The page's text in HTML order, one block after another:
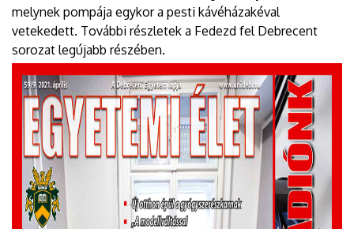
melynek pompája egykor a pesti kávéházakéval
vetekedett. További részletek a Fedezd fel Debrecent
sorozat legújabb részében.